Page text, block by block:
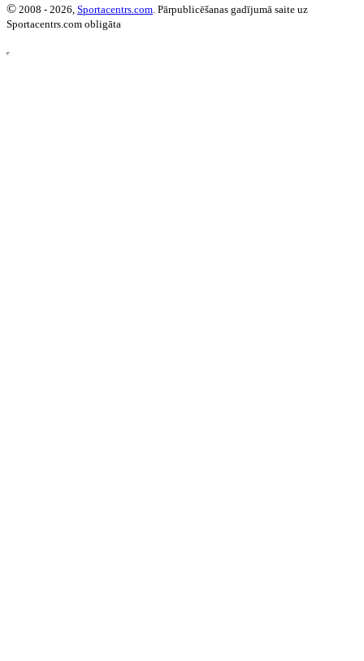
© 2008 - 2026, Sportacentrs.com . Pārpublicēšanas gadījumā saite uz
Sportacentrs.com obligāta